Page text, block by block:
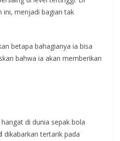
ini, menjadi bagian tak
betapa bahagianya ia bisa
bahwa ia akan memberikan
di dunia sepak bola
dikabarkan tertarik pada